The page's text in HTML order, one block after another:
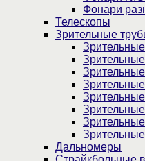
Фонари
Телескопы
Зрительные
Дальномеры